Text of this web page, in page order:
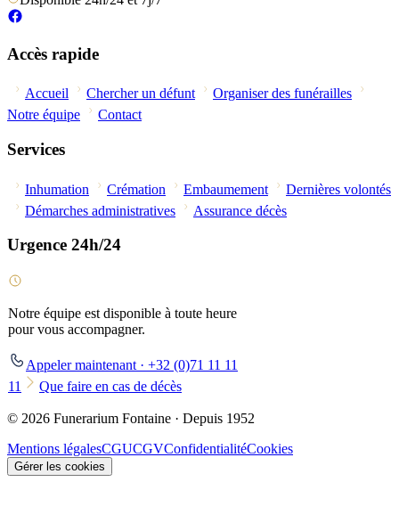
Accès rapide
Accueil Chercher un défunt
Organiser des funérailles
Notre équipe
Contact
Services
Inhumation Crémation Embaumement
Dernières volontés
Démarches administratives
Assurance décès
Urgence 24h/24
Notre équipe est disponible à toute heure
pour vous accompagner.
Appeler maintenant · +32 (0)71 11 11
11
Que faire en cas de décès
© 2026 Funerarium Fontaine · Depuis 1952
Mentions légalesCGUCGVConfidentialitéCookies
Gérer les cookies